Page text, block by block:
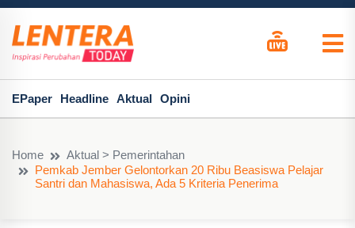
EPaper Headline Aktual Opini
Home
Aktual > Pemerintahan
Pemkab Jember Gelontorkan 20 Ribu Beasiswa Pelajar
Santri dan Mahasiswa, Ada 5 Kriteria Penerima